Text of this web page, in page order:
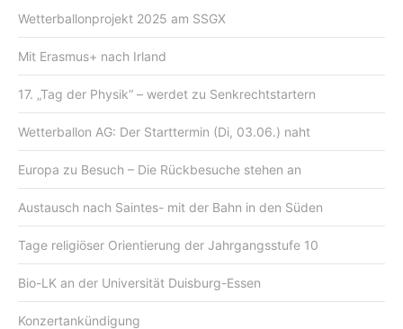
Wetterballonprojekt 2025 am SSGX
Mit Erasmus+ nach Irland
17. „Tag der Physik“ – werdet zu Senkrechtstartern
Wetterballon AG: Der Starttermin (Di, 03.06.) naht
Europa zu Besuch – Die Rückbesuche stehen an
Austausch nach Saintes- mit der Bahn in den Süden
Tage religiöser Orientierung der Jahrgangsstufe 10
Bio-LK an der Universität Duisburg-Essen
Konzertankündigung